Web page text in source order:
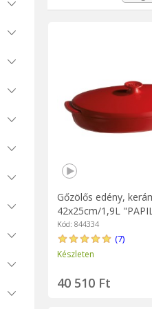
Hogyan
Beépített
Hogyan
A legjobb
előnyben. Gyors
Az
megfelelőnek.
Nem győzi meg ez
be. Még a
technika, amely
Gőzölős edény,
42x25cm/1,9L
Burgundy - Emile
Kód: 844334
(7)
Készleten
40 510 Ft